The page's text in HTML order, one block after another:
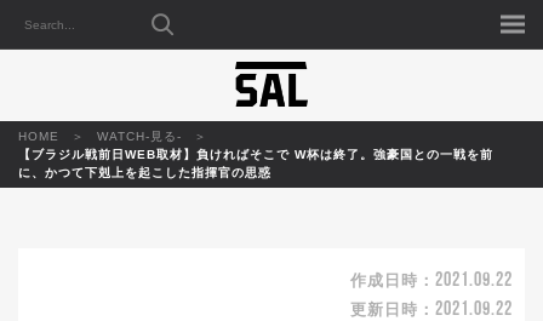
HOME
WATCH-見る-
【ブラジル戦前日WEB取材】負ければそこで W杯は終了。強豪国との一戦を前
に、かつて下剋上を起こした指揮官の思惑
作成日時： 2021.09.22
更新日時： 2021.09.22